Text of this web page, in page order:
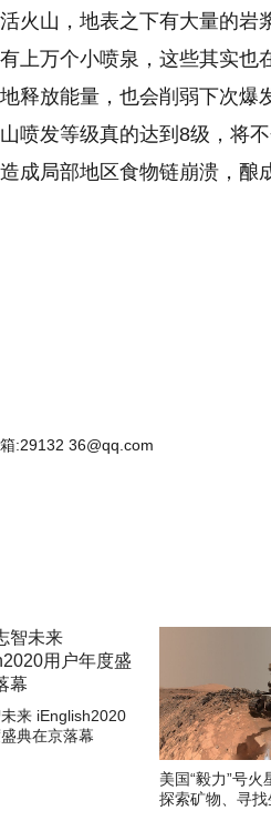
火山，地表之下有大量的岩
上万个小喷泉，这些其实也
释放能量，也会削弱下次爆
喷发等级真的达到8级，将
成局部地区食物链崩溃，酿
:29132 36@qq.com
来 iEnglish2020
典在京落幕
美国“毅力”号
探索矿物、寻找